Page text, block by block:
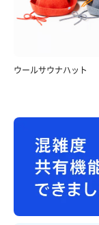
ウールサウナハット